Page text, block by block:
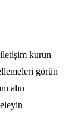
kurun
görün
alın